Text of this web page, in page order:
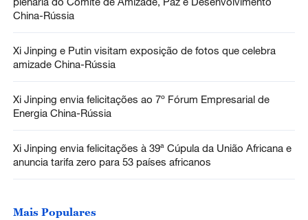
China-Rússia
Xi Jinping e Putin visitam exposição de fotos que celebra
amizade China-Rússia
Xi Jinping envia felicitações ao 7º Fórum Empresarial de
Energia China-Rússia
Xi Jinping envia felicitações à 39ª Cúpula da União Africana e
anuncia tarifa zero para 53 países africanos
Mais Populares